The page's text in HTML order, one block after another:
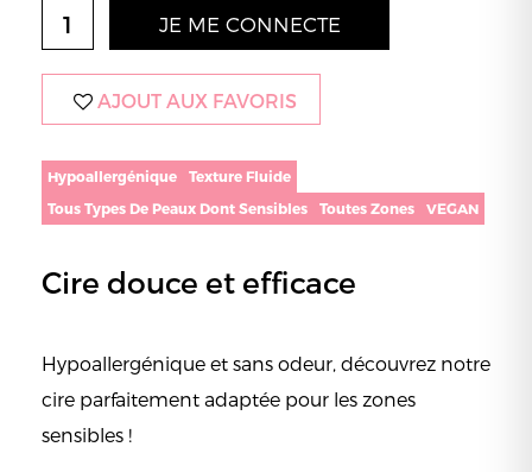
JE ME CONNECTE
AJOUT AUX FAVORIS
Hypoallergénique
Texture Fluide
Tous Types De Peaux Dont Sensibles
Toutes Zones VEGAN
Cire douce et efficace
Hypoallergénique et sans odeur, découvrez notre
cire parfaitement adaptée pour les zones
sensibles !